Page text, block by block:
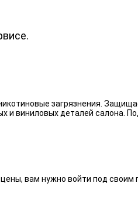
загрязнения.
виниловых деталей салона.
вам нужно войти под своим